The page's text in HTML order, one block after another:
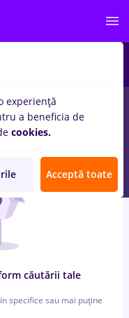
inTransport /
căutării tale
specifice sau mai puține
experiență
a beneficia de
cookies.
Acceptă toate